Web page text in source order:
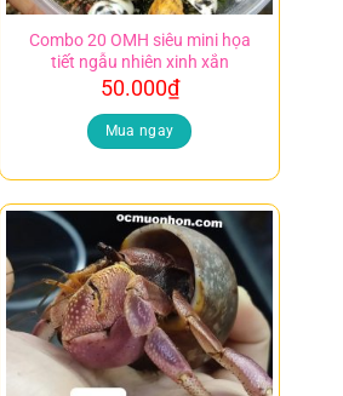
Combo 20 OMH siêu mini họa
tiết ngẫu nhiên xinh xắn
50.000₫
Mua ngay